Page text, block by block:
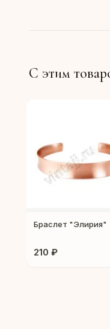
С этим
Браслет "Элирия"
210 ₽